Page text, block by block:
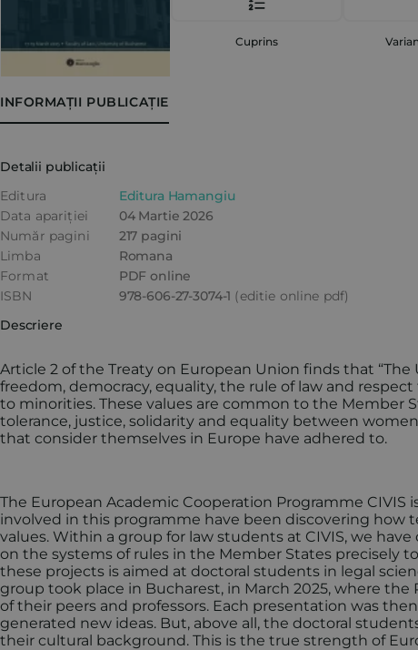
Cuprins
INFORMAȚII PUBLICAȚIE
Detalii publicații
Editura
Editura Hamangiu
Data apariției
04 Martie 2026
Număr pagini
217 pagini
Limba
Romana
Format
PDF online
ISBN
978-606-27-3074-1 (editie online pdf)
Descriere
Article 2 of the Treaty on European Union finds that
freedom, democracy, equality, the rule of law and
to minorities. These values are common to the Member
tolerance, justice, solidarity and equality between
that consider themselves in Europe have adhered to.
The European Academic Cooperation Programme CIVIS
involved in this programme have been discovering how
values. Within a group for law students at CIVIS, we
on the systems of rules in the Member States precisely
these projects is aimed at doctoral students in legal
group took place in Bucharest, in March 2025, where
of their peers and professors. Each presentation was
generated new ideas. But, above all, the doctoral
their cultural background. This is the true strength of